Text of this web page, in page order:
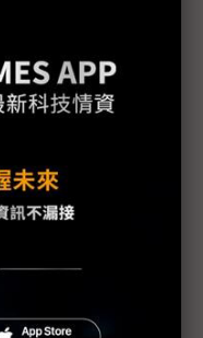
體信心與系統規
設計平台的新
可協助加速驗
的Synopsys
結合預先驗證的
以在矽晶片可用